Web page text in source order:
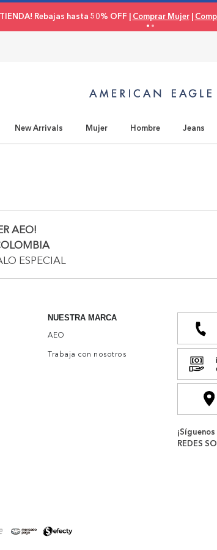
Rebajas hasta 50% OFF | Comprar Mujer|
New Arrivals Mujer Hombre Jeans
AEO!
ESPECIAL
NUESTRA MARCA
AEO
Trabaja con nosotros
REDES